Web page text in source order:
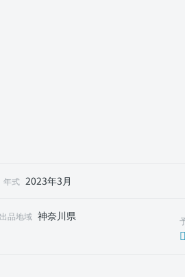
年式 2023年3月
出品地域 神奈川県